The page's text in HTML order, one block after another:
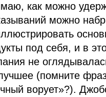
как можно
можно
под себя, и в
не
(помните
ворует»?).